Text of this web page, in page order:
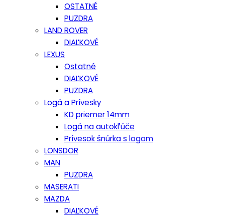
OSTATNÉ
PUZDRA
LAND ROVER
DIAĽKOVÉ
LEXUS
Ostatné
DIAĽKOVÉ
PUZDRA
Logá a Prívesky
KD priemer 14mm
Logá na autokľúče
Prívesok šnúrka s logom
LONSDOR
MAN
PUZDRA
MASERATI
MAZDA
DIAĽKOVÉ